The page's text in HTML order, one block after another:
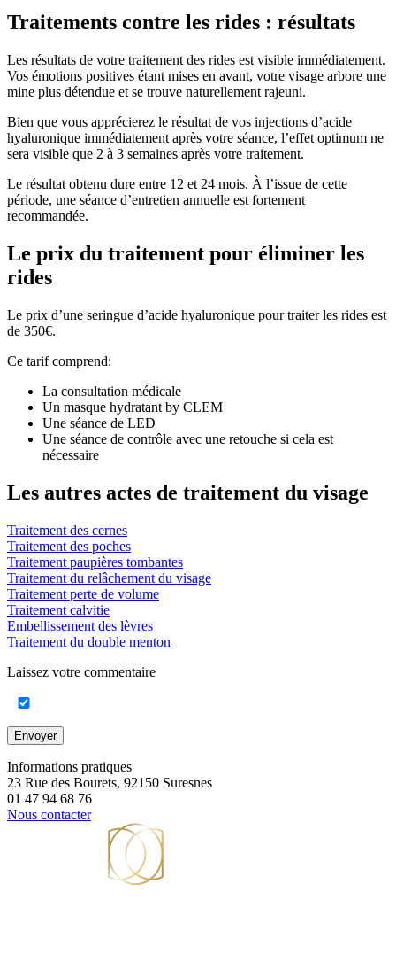
Traitements contre les rides : résultats
Les résultats de votre traitement des rides est visible immédiatement.
Vos émotions positives étant mises en avant, votre visage arbore une
mine plus détendue et se trouve naturellement rajeuni.
Bien que vous apprécierez le résultat de vos injections d’acide
hyaluronique immédiatement après votre séance, l’effet optimum ne
sera visible que 2 à 3 semaines après votre traitement.
Le résultat obtenu dure entre 12 et 24 mois. À l’issue de cette
période, une séance d’entretien annuelle est fortement
recommandée.
Le prix du traitement pour éliminer les
rides
Le prix d’une seringue d’acide hyaluronique pour traiter les rides est
de 350€.
Ce tarif comprend:
La consultation médicale
Un masque hydratant by CLEM
Une séance de LED
Une séance de contrôle avec une retouche si cela est
nécessaire
Les autres actes de traitement du visage
Traitement des cernes
Traitement des poches
Traitement paupières tombantes
Traitement du relâchement du visage
Traitement perte de volume
Traitement calvitie
Embellissement des lèvres
Traitement du double menton
Laissez votre commentaire
Envoyer
Informations pratiques
23 Rue des Bourets, 92150 Suresnes
01 47 94 68 76
Nous contacter